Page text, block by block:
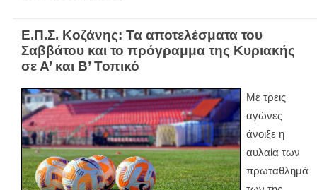
Ε.Π.Σ. Κοζάνης: Τα αποτελέσματα του
Σαββάτου και το πρόγραμμα της Κυριακής
σε Α’ και Β’ Τοπικό
Με τρεις
αγώνες
άνοιξε η
αυλαία των
πρωταθλημά